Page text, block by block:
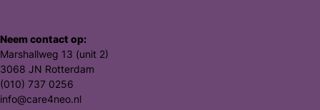
Neem contact op:
Marshallweg 13 (unit 2)
3068 JN Rotterdam
(010) 737 0256
info@care4neo.nl